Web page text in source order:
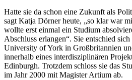
Hatte sie da schon eine Zukunft als
sagt Katja Dörner heute, „so klar war
wollte erst einmal ein Studium
Abschluss erlangen“. Sie entschied
University of York in Großbritannien
innerhalb eines interdisziplinären
Edinburgh. Trotzdem schloss sie das
im Jahr 2000 mit Magister Artium ab.